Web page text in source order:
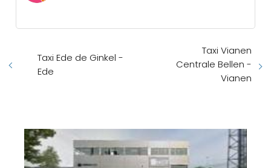
Taxi Ede de Ginkel -
Ede
Taxi Vianen
Centrale Bellen -
Vianen